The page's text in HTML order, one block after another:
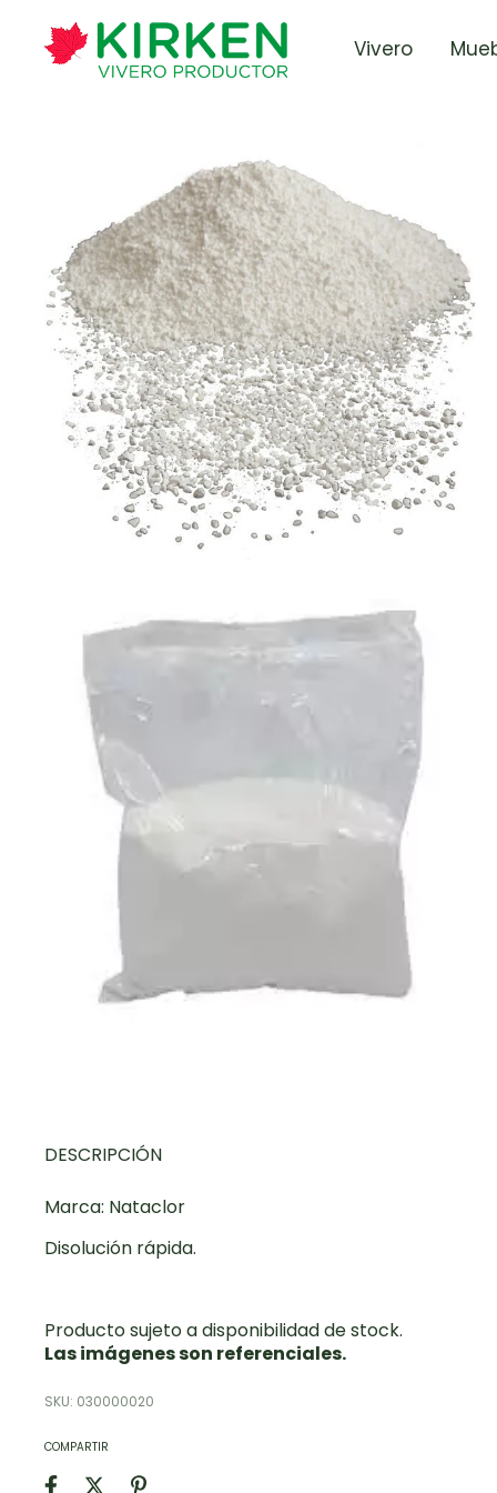
Vivero
DESCRIPCIÓN
Marca: Nataclor
Disolución rápida.
Producto sujeto a disponibilidad de stock.
Las imágenes son referenciales.
SKU: 030000020
COMPARTIR